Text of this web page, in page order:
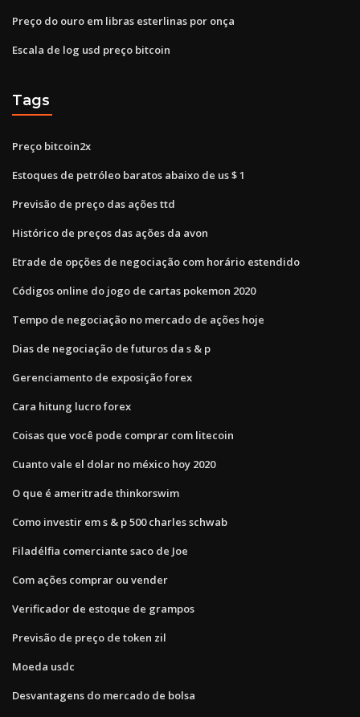
Preço do ouro em libras esterlinas por onça
Escala de log usd preço bitcoin
Tags
Preço bitcoin2x
Estoques de petróleo baratos abaixo de us $ 1
Previsão de preço das ações ttd
Histórico de preços das ações da avon
Etrade de opções de negociação com horário estendido
Códigos online do jogo de cartas pokemon 2020
Tempo de negociação no mercado de ações hoje
Dias de negociação de futuros da s & p
Gerenciamento de exposição forex
Cara hitung lucro forex
Coisas que você pode comprar com litecoin
Cuanto vale el dolar no méxico hoy 2020
O que é ameritrade thinkorswim
Como investir em s & p 500 charles schwab
Filadélfia comerciante saco de Joe
Com ações comprar ou vender
Verificador de estoque de grampos
Previsão de preço de token zil
Moeda usdc
Desvantagens do mercado de bolsa